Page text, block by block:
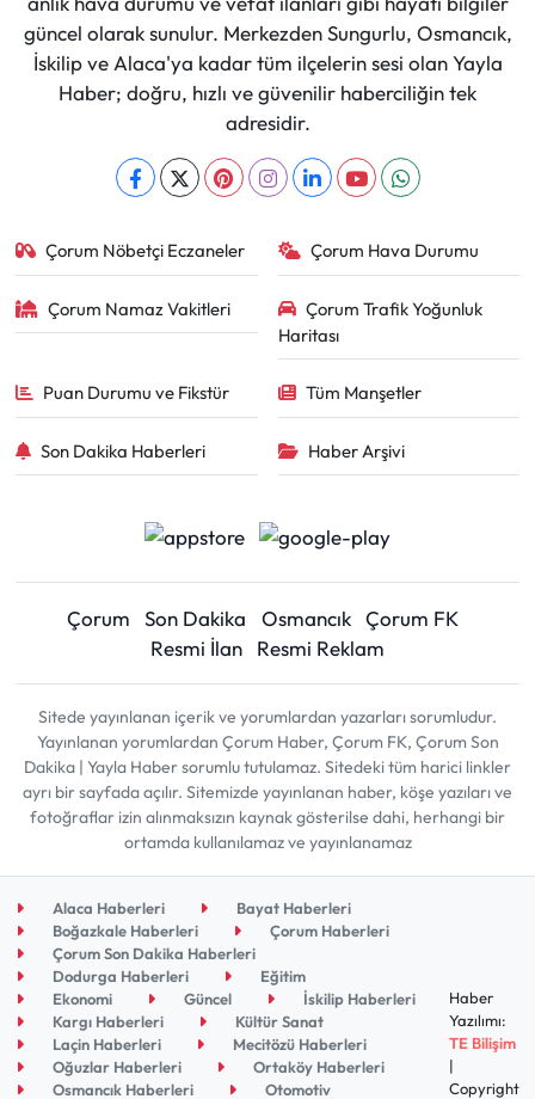
güncel olarak sunulur. Merkezden Sungurlu, Osmancık,
İskilip ve Alaca'ya kadar tüm ilçelerin sesi olan Yayla
Haber; doğru, hızlı ve güvenilir haberciliğin tek
adresidir.
Çorum Nöbetçi Eczaneler Çorum Hava Durumu
Çorum Namaz Vakitleri
Çorum Trafik Yoğunluk
Haritası
Puan Durumu ve Fikstür Tüm Manşetler
Son Dakika Haberleri Haber Arşivi
Çorum Son Dakika Osmancık Çorum FK
Resmi İlan
Resmi Reklam
Sitede yayınlanan içerik ve yorumlardan yazarları sorumludur.
Yayınlanan yorumlardan Çorum Haber, Çorum FK, Çorum Son
Dakika | Yayla Haber sorumlu tutulamaz. Sitedeki tüm harici linkler
ayrı bir sayfada açılır. Sitemizde yayınlanan haber, köşe yazıları ve
fotoğraflar izin alınmaksızın kaynak gösterilse dahi, herhangi bir
ortamda kullanılamaz ve yayınlanamaz
Alaca Haberleri
Bayat Haberleri
Boğazkale Haberleri
Çorum Haberleri
Çorum Son Dakika Haberleri
Dodurga Haberleri
Eğitim
Ekonomi
Güncel
İskilip Haberleri
Kargı Haberleri
Kültür Sanat
Laçin Haberleri
Mecitözü Haberleri
Oğuzlar Haberleri
Ortaköy Haberleri
Osmancık Haberleri
Otomotiv
Haber
Yazılımı:
TE Bilişim
|
Copyright